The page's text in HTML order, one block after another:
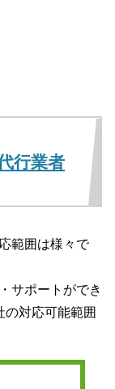
行業者
範囲は様々で
サポートができ
の対応可能範囲